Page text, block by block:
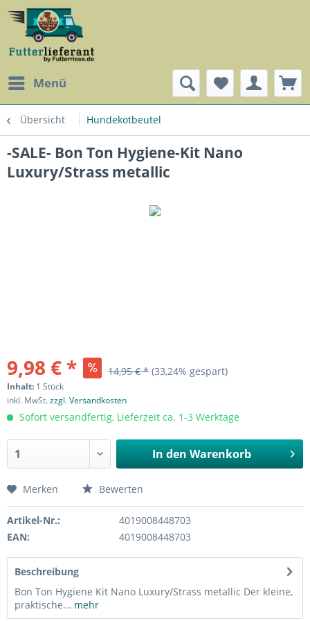
Menü
Übersicht Hundekotbeutel
-SALE- Bon Ton Hygiene-Kit Nano
Luxury/Strass metallic
9,98 € * 14,95 € * (33,24% gespart)
Inhalt: 1 Stück
inkl. MwSt.zzgl. Versandkosten
Sofort versandfertig, Lieferzeit ca. 1-3 Werktage
In den Warenkorb
Merken Bewerten
Artikel-Nr.:
4019008448703
EAN:
4019008448703
Beschreibung
Bon Ton Hygiene Kit Nano Luxury/Strass metallic Der kleine,
praktische... mehr